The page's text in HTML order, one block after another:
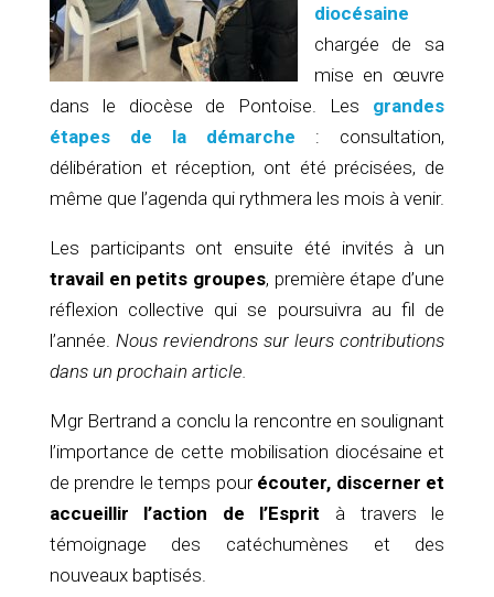
diocésaine
chargée de sa
mise en œuvre
dans le diocèse de Pontoise. Les grandes
étapes de la démarche : consultation,
délibération et réception, ont été précisées, de
même que l’agenda qui rythmera les mois à venir.
Les participants ont ensuite été invités à un
travail en petits groupes, première étape d’une
réflexion collective qui se poursuivra au fil de
l’année. Nous reviendrons sur leurs contributions
dans un prochain article.
Mgr Bertrand a conclu la rencontre en soulignant
l’importance de cette mobilisation diocésaine et
de prendre le temps pour écouter, discerner et
accueillir l’action de l’Esprit à travers le
témoignage des catéchumènes et des
nouveaux baptisés.